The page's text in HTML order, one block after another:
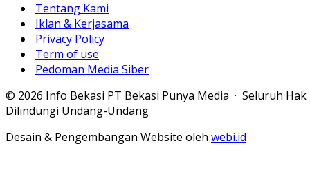
Tentang Kami
Iklan & Kerjasama
Privacy Policy
Term of use
Pedoman Media Siber
© 2026 Info Bekasi PT Bekasi Punya Media · Seluruh Hak
Dilindungi Undang-Undang
Desain & Pengembangan Website oleh webi.id